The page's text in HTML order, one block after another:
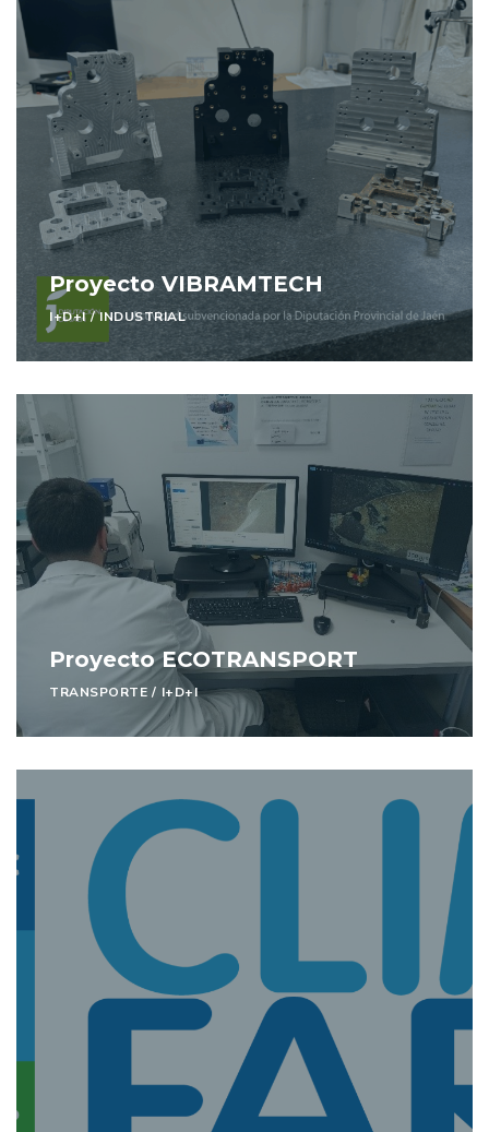
Proyecto VIBRAMTECH
I+D+I / INDUSTRIAL
Proyecto ECOTRANSPORT
TRANSPORTE / I+D+I